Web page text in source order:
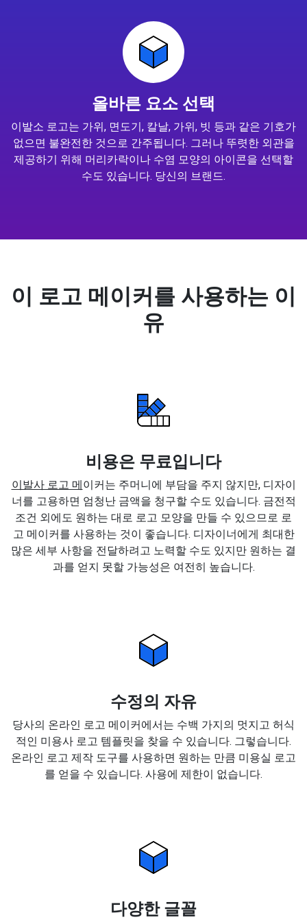
올바른 요소 선택
이발소 로고는 가위, 면도기, 칼날, 가위, 빗 등과 같은 기호가
없으면 불완전한 것으로 간주됩니다. 그러나 뚜렷한 외관을
제공하기 위해 머리카락이나 수염 모양의 아이콘을 선택할
수도 있습니다. 당신의 브랜드.
이 로고 메이커를 사용하는 이
유
비용은 무료입니다
이발사 로고 메이커는 주머니에 부담을 주지 않지만, 디자이
너를 고용하면 엄청난 금액을 청구할 수도 있습니다. 금전적
조건 외에도 원하는 대로 로고 모양을 만들 수 있으므로 로
고 메이커를 사용하는 것이 좋습니다. 디자이너에게 최대한
많은 세부 사항을 전달하려고 노력할 수도 있지만 원하는 결
과를 얻지 못할 가능성은 여전히 높습니다.
수정의 자유
당사의 온라인 로고 메이커에서는 수백 가지의 멋지고 허식
적인 미용사 로고 템플릿을 찾을 수 있습니다. 그렇습니다.
온라인 로고 제작 도구를 사용하면 원하는 만큼 미용실 로고
를 얻을 수 있습니다. 사용에 제한이 없습니다.
다양한 글꼴